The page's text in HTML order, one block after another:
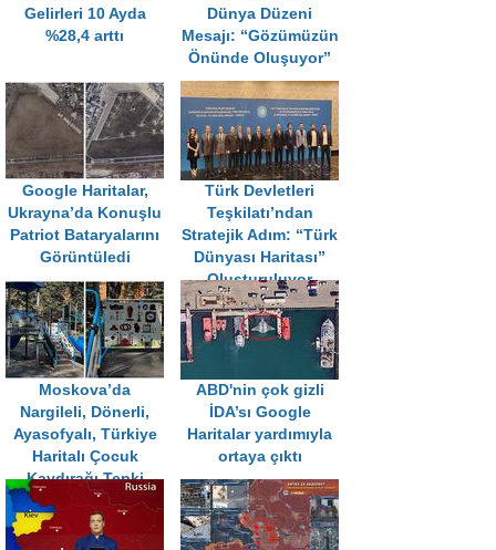
Gelirleri 10 Ayda
%28,4 arttı
Dünya Düzeni
Mesajı: “Gözümüzün
Önünde Oluşuyor”
Google Haritalar,
Ukrayna’da Konuşlu
Patriot Bataryalarını
Görüntüledi
Türk Devletleri
Teşkilatı’ndan
Stratejik Adım: “Türk
Dünyası Haritası”
Oluşturuluyor
Moskova’da
Nargileli, Dönerli,
Ayasofyalı, Türkiye
Haritalı Çocuk
Kaydırağı Tepki
Çekti
ABD'nin çok gizli
İDA’sı Google
Haritalar yardımıyla
ortaya çıktı